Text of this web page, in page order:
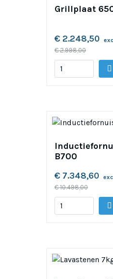
Grillplaat
€ 2.248,50
€ 2.998,00
B700
€ 7.348,60
€ 10.498,00